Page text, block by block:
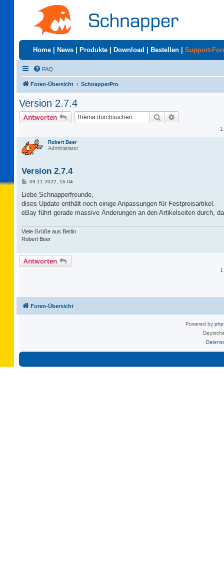
Home News Produkte Download Bestellen Support-
FAQ
Foren-Übersicht SchnapperPro
Version 2.7.4
Antworten Suche
Robert Beer
Administrator
Version 2.7.4
B
i
r
a
09.11.2022, 16:04
Liebe Schnapperfreunde,
dises Update enthält noch einige Anpassungen für Festpreisartikel.
eBay führt gerade massive Änderungen an den Artikelseiten durch,
Viele Grüße aus Berlin
Robert Beer
Antworten
Foren-Übersicht
Powered by